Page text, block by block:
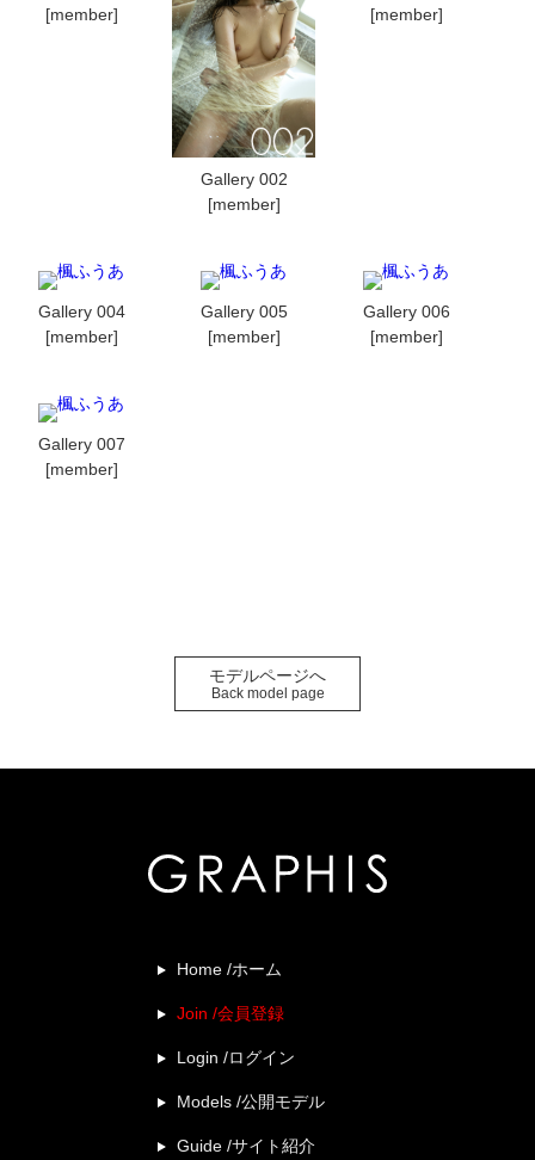
[member]
Gallery 002
[member]
[member]
Gallery 004
[member]
Gallery 005
[member]
Gallery 006
[member]
Gallery 007
[member]
モデルページへ
Back model page
Home /ホーム
Join /会員登録
Login /ログイン
Models /公開モデル
Guide /サイト紹介